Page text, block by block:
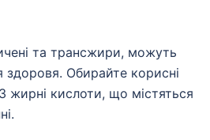
та трансжири, можуть
Обирайте корисні
жирні кислоти, що містяться